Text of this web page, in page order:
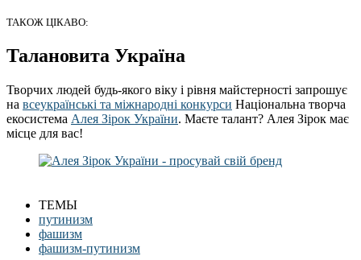
ТАКОЖ ЦІКАВО:
Талановита Україна
Творчих людей будь-якого віку і рівня майстерності запрошує
на всеукраїнські та міжнародні конкурси Національна творча
екосистема Алея Зірок України. Маєте талант? Алея Зірок має
місце для вас!
ТЕМЫ
путинизм
фашизм
фашизм-путинизм